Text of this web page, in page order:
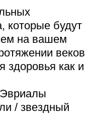
которые будут
на вашем
веков
как и
/ звездный